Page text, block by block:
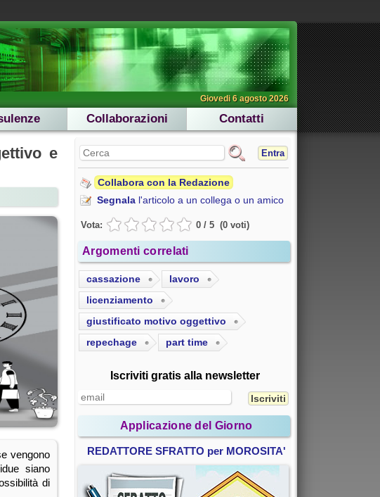
Giovedi 6 agosto 2026
Collaborazioni Contatti
e
vengono
siano
di
Entra
Collabora con la Redazione
Segnala l'articolo a un collega o un amico
Vota: 0 / 5 (0 voti)
Argomenti correlati
cassazione
lavoro
licenziamento
giustificato motivo oggettivo
repechage
part time
Iscriviti gratis alla newsletter
Applicazione del Giorno
REDATTORE SFRATTO per MOROSITA'